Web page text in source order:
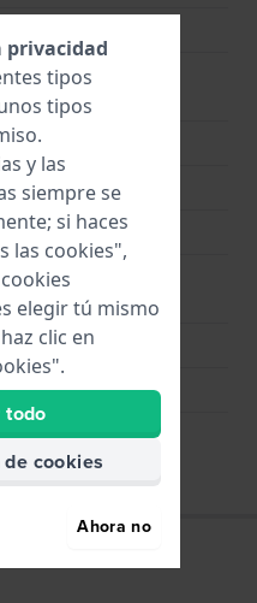
Steel Bracelet
de eslabones
mm
desplegable con
pulsadores
de resorte
privacidad
tipos
tipos
y las
siempre se
si haces
las cookies",
elegir tú mismo
clic en
todo
cookies
Ahora no